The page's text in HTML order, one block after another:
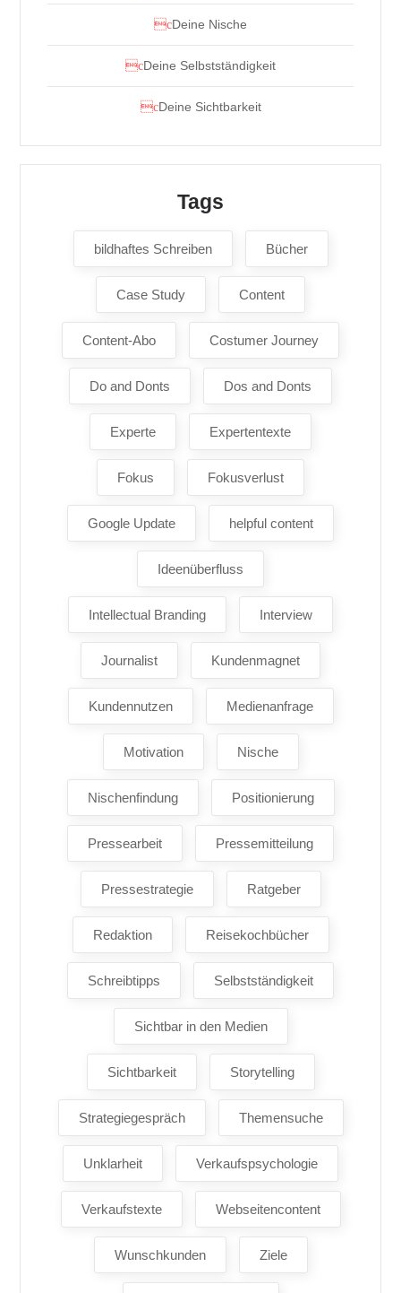
Deine Nische
Deine Selbstständigkeit
Deine Sichtbarkeit
Tags
bildhaftes Schreiben Bücher
Case Study Content
Content-Abo Costumer Journey
Do and Donts Dos and Donts
Experte Expertentexte
Fokus Fokusverlust
Google Update helpful content
Ideenüberfluss
Intellectual Branding Interview
Journalist Kundenmagnet
Kundennutzen Medienanfrage
Motivation Nische
Nischenfindung Positionierung
Pressearbeit Pressemitteilung
Pressestrategie Ratgeber
Redaktion Reisekochbücher
Schreibtipps Selbstständigkeit
Sichtbar in den Medien
Sichtbarkeit Storytelling
Strategiegespräch Themensuche
Unklarheit Verkaufspsychologie
Verkaufstexte Webseitencontent
Wunschkunden Ziele